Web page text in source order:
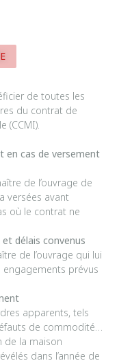
de toutes les
du contrat de
(CCMI).
en cas de versement
de l’ouvrage de
versées avant
où le contrat ne
délais convenus
de l’ouvrage qui lui
prévus
apparents, tels
de commodité…
de la maison
dans l’année de